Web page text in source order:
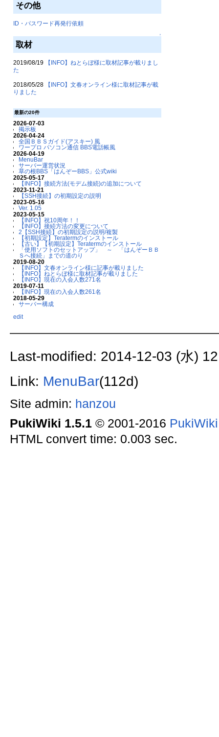
その他
ID・パスワード再発行依頼
↑
取材
2019/08/19
【INFO】ねとらぼ様に取材記事が載りまし
た
2018/05/28
【INFO】文春オンライン様に取材記事が載
りました
最新の20件
2026-07-03
掲示板
2026-04-24
全国ＢＢＳガイド(アスキー) 風
ワープロ パソコン通信 BBS電話帳風
2026-04-19
MenuBar
サーバー運営状況
草の根BBS「はんぞーBBS」公式wiki
2025-05-17
【INFO】接続方法(モデム接続)の追加について
2023-11-21
【SSH接続】の初期設定の説明
2023-05-16
Ver. 1.05
2023-05-15
【INFO】祝10周年！！
【INFO】接続方法の変更について
2【SSH接続】の初期設定の説明/複製
【初期設定】Teratermのインストール
【古い】【初期設定】Teratermのインストール
「使用ソフトのセットアップ」 ～ 「はんぞーＢＢ
Ｓへ接続」までの道のり
2019-08-20
【INFO】文春オンライン様に記事が載りました
【INFO】ねとらぼ様に取材記事が載りました
【INFO】現在の入会人数271名
2019-07-11
【INFO】現在の入会人数261名
2018-05-29
サーバー構成
edit
Last-modified: 2014-12-03 (水)
Link: MenuBar(112d)
Site admin: hanzou
PukiWiki 1.5.1© 2001-2016
HTML convert time: 0.003 sec.